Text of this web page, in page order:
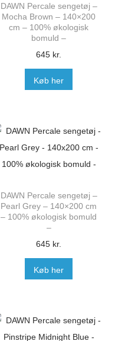
DAWN Percale sengetøj –
Mocha Brown – 140×200
cm – 100% økologisk
bomuld –
645 kr.
Køb her
DAWN Percale sengetøj –
Pearl Grey – 140×200 cm
– 100% økologisk bomuld
–
645 kr.
Køb her